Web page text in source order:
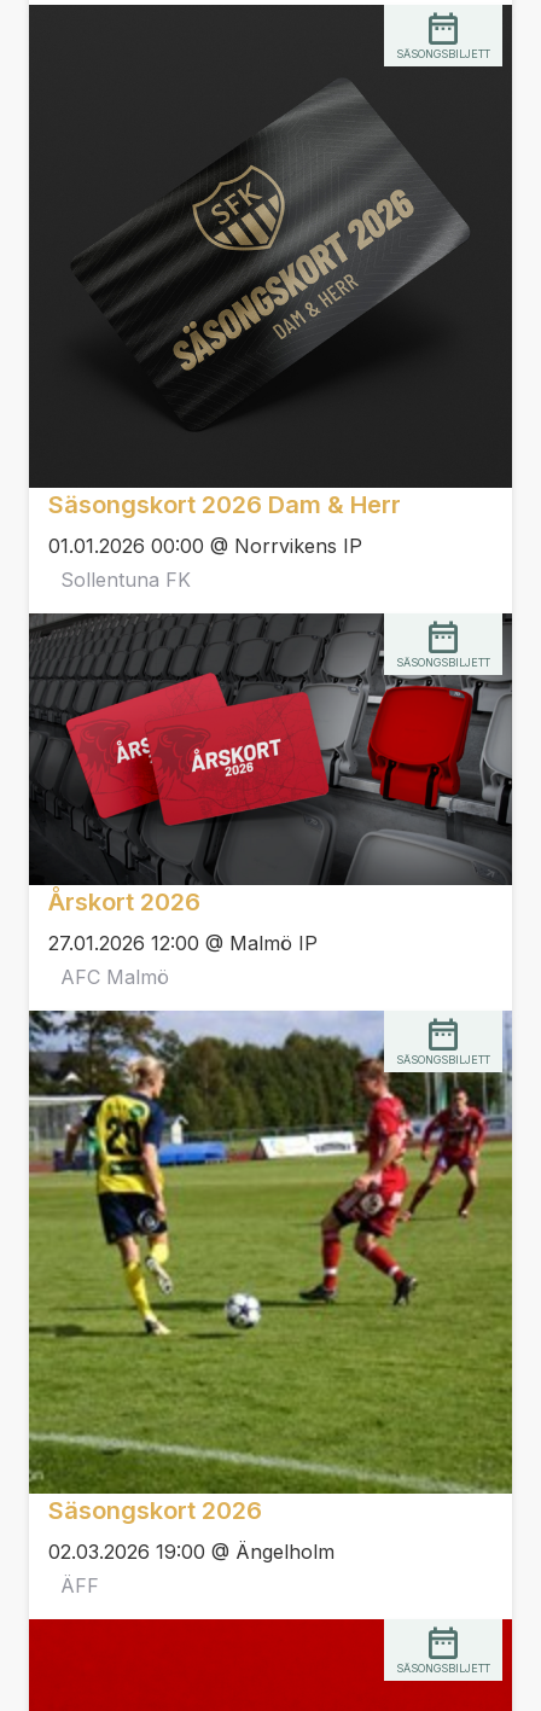
Säsongskort 2026 Dam & Herr
01.01.2026 00:00 @ Norrvikens IP
Sollentuna FK
SÄSONGSBILJETT
Årskort 2026
27.01.2026 12:00 @ Malmö IP
AFC Malmö
SÄSONGSBILJETT
Säsongskort 2026
02.03.2026 19:00 @ Ängelholm
ÄFF
SÄSONGSBILJETT
SÄSONGSBILJETT